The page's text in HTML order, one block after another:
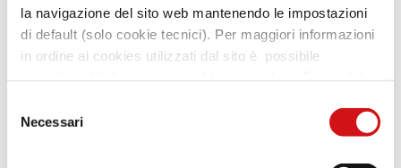
la navigazione del sito web mantenendo le impostazioni
di default (solo cookie tecnici). Per maggiori informazioni
in ordine ai cookies utilizzati dal sito è possibile
mediante il link “rivedi le tue scelte sui cookie” presente
delNecessari